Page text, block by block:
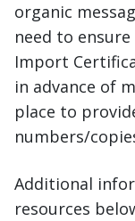
organic
need to
Import
in advance of
place to
numbers/
Additional
resources